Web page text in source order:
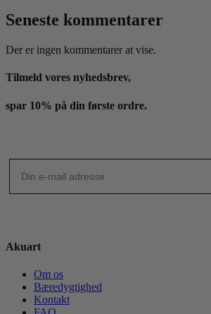
Seneste kommentarer
Der er ingen kommentarer at vise.
Tilmeld vores nyhedsbrev,
spar 10% på din første ordre.
Akuart
Om os
Bæredygtighed
Kontakt